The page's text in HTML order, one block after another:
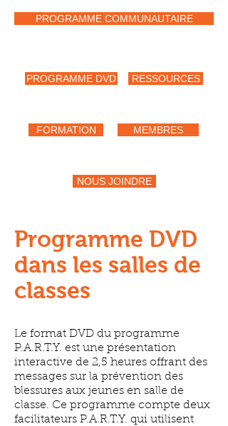
PROGRAMME COMMUNAUTAIRE
PROGRAMME DVD RESSOURCES
FORMATION MEMBRES
NOUS JOINDRE
Programme DVD
dans les salles de
classes
Le format DVD du programme
P.A.R.T.Y. est une présentation
interactive de 2,5 heures offrant des
messages sur la prévention des
blessures aux jeunes en salle de
classe. Ce programme compte deux
facilitateurs P.A.R.T.Y. qui utilisent